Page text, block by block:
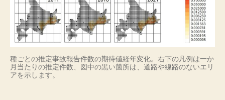
種ごとの推定事故報告件数の期待値経年変化。右下の凡例は一か
月当たりの推定件数、図中の黒い箇所は、道路や線路のないエリ
アを示します。